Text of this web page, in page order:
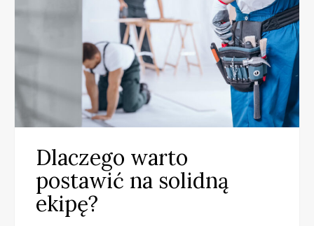
Dlaczego warto
postawić na solidną
ekipę?